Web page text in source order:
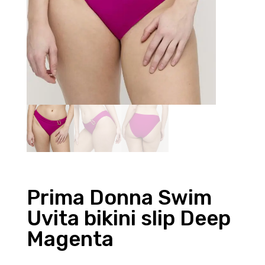
Prima Donna Swim
Uvita bikini slip Deep
Magenta